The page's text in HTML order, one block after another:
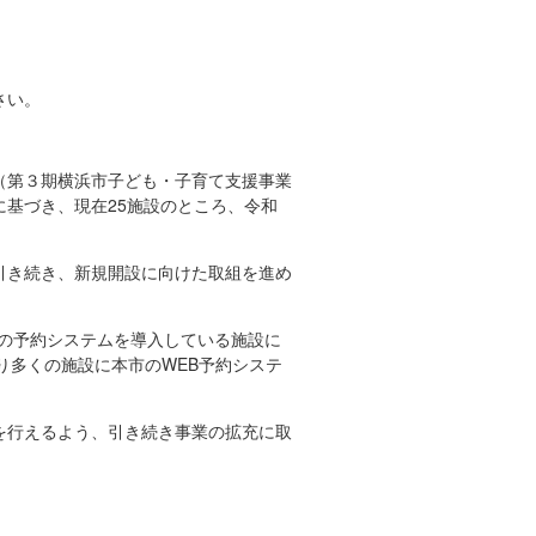
。
３期横浜市子ども・子育て支援事業
づき、現在25施設のところ、令和
続き、新規開設に向けた取組を進め
予約システムを導入している施設に
くの施設に本市のWEB予約システ
えるよう、引き続き事業の拡充に取